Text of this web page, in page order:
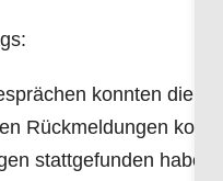
konnten die
Rückmeldungen
stattgefunden haben